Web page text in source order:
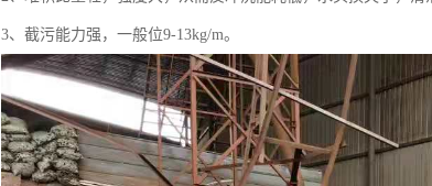
3、截污能力强，一般位9-13kg/m。